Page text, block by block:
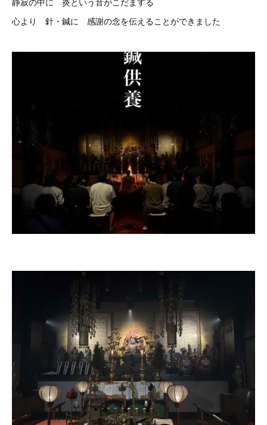
静寂の中に 炎という音がこだまする
心より 針・鍼に 感謝の念を伝えることができました